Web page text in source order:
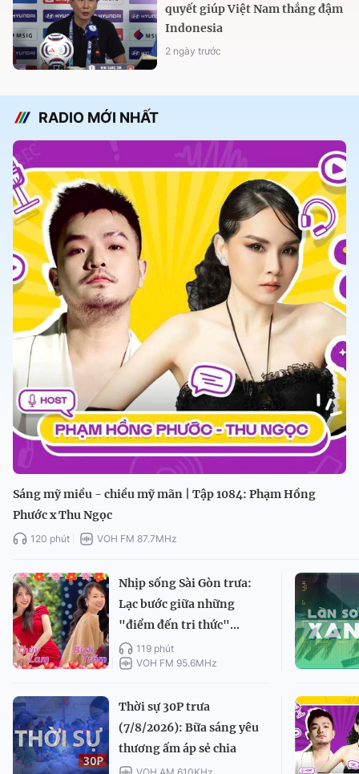
quyết giúp Việt Nam thắng đậm
Indonesia
2 ngày trước
RADIO MỚI NHẤT
Sáng mỹ miều - chiều mỹ mãn | Tập 1084: Phạm Hồng
Phước x Thu Ngọc
120 phút VOH FM 87.7MHz
Nhịp sống Sài Gòn trưa:
Lạc bước giữa những
"điểm đến tri thức"...
119 phút
VOH FM 95.6MHz
Thời sự 30P trưa
(7/8/2026): Bữa sáng yêu
thương ấm áp sẻ chia